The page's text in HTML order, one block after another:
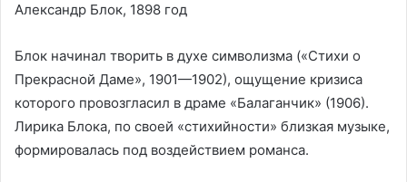
Александр Блок, 1898 год
Блок начинал творить в духе символизма («Стихи о
Прекрасной Даме», 1901—1902), ощущение кризиса
которого провозгласил в драме «Балаганчик» (1906).
Лирика Блока, по своей «стихийности» близкая музыке,
формировалась под воздействием романса.